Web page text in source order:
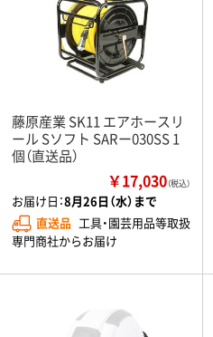
藤原産業 SK11 エアホースリ
ール Sソフト SARー030SS 1
個（直送品）
￥17,030（税込）
お届け日：8月26日（水）まで
直送品 工具・園芸用品等取扱
専門商社からお届け